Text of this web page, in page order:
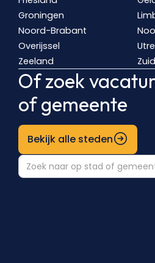
Groningen
Noord-Brabant
Overijssel
Zeeland
Of zoek
of gemeente
Bekijk alle steden